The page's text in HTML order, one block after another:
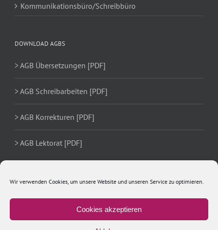
Wir verwenden Cookies, um unsere Website und unseren Service zu optimieren.
Cookies akzeptieren
Kommunikationsbüro/Schreibbüro
DOWNLOAD AGBS
> AGB Übersetzungen [PDF]
> AGB Schreibarbeiten [PDF]
> AGB Korrekturen [PDF]
> AGB Lektorat [PDF]